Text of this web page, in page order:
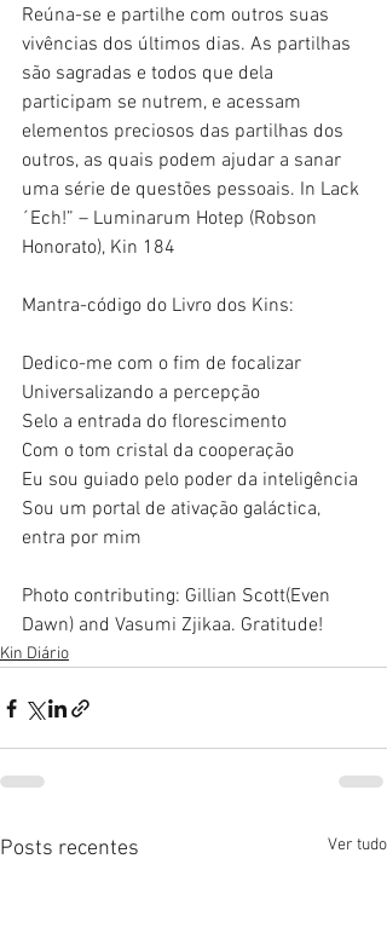
Reúna-se e partilhe com outros suas
vivências dos últimos dias. As partilhas
são sagradas e todos que dela
participam se nutrem, e acessam
elementos preciosos das partilhas dos
outros, as quais podem ajudar a sanar
uma série de questões pessoais. In Lack
´Ech!” – Luminarum Hotep (Robson
Honorato), Kin 184
Mantra-código do Livro dos Kins:
Dedico-me com o fim de focalizar
Universalizando a percepção
Selo a entrada do florescimento
Com o tom cristal da cooperação
Eu sou guiado pelo poder da inteligência
Sou um portal de ativação galáctica,
entra por mim
Photo contributing: Gillian Scott(Even
Dawn) and Vasumi Zjikaa. Gratitude!
Kin Diário
Posts recentes Ver tudo